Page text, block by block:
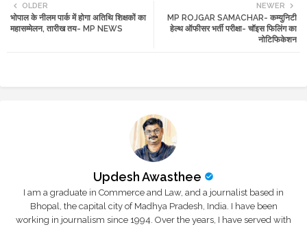
tte ats
NEWER
MP ROJGAR SAMACHAR- कम्युनिटी
हेल्थ ऑफीसर भर्ती परीक्षा- चॉइस फिलिंग का
नोटिफिकेशन
OLDER
भोपाल के नीलम पार्क में होगा अतिथि शिक्षकों का
महासम्मेलन, तारीख तय- MP NEWS
Updesh Awasthee
I am a graduate in Commerce and Law, and a journalist based in
Bhopal, the capital city of Madhya Pradesh, India. I have been
working in journalism since 1994. Over the years, I have served with